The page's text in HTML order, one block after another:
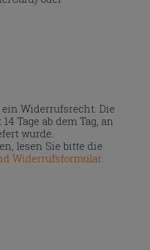
Widerrufsrecht. Die
Tage ab dem Tag, an
wurde.
lesen Sie bitte die
Widerrufsformular.